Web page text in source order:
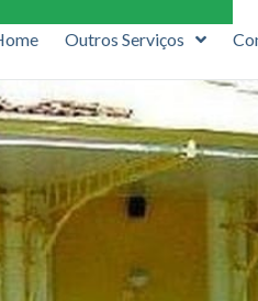
Outros Serviços